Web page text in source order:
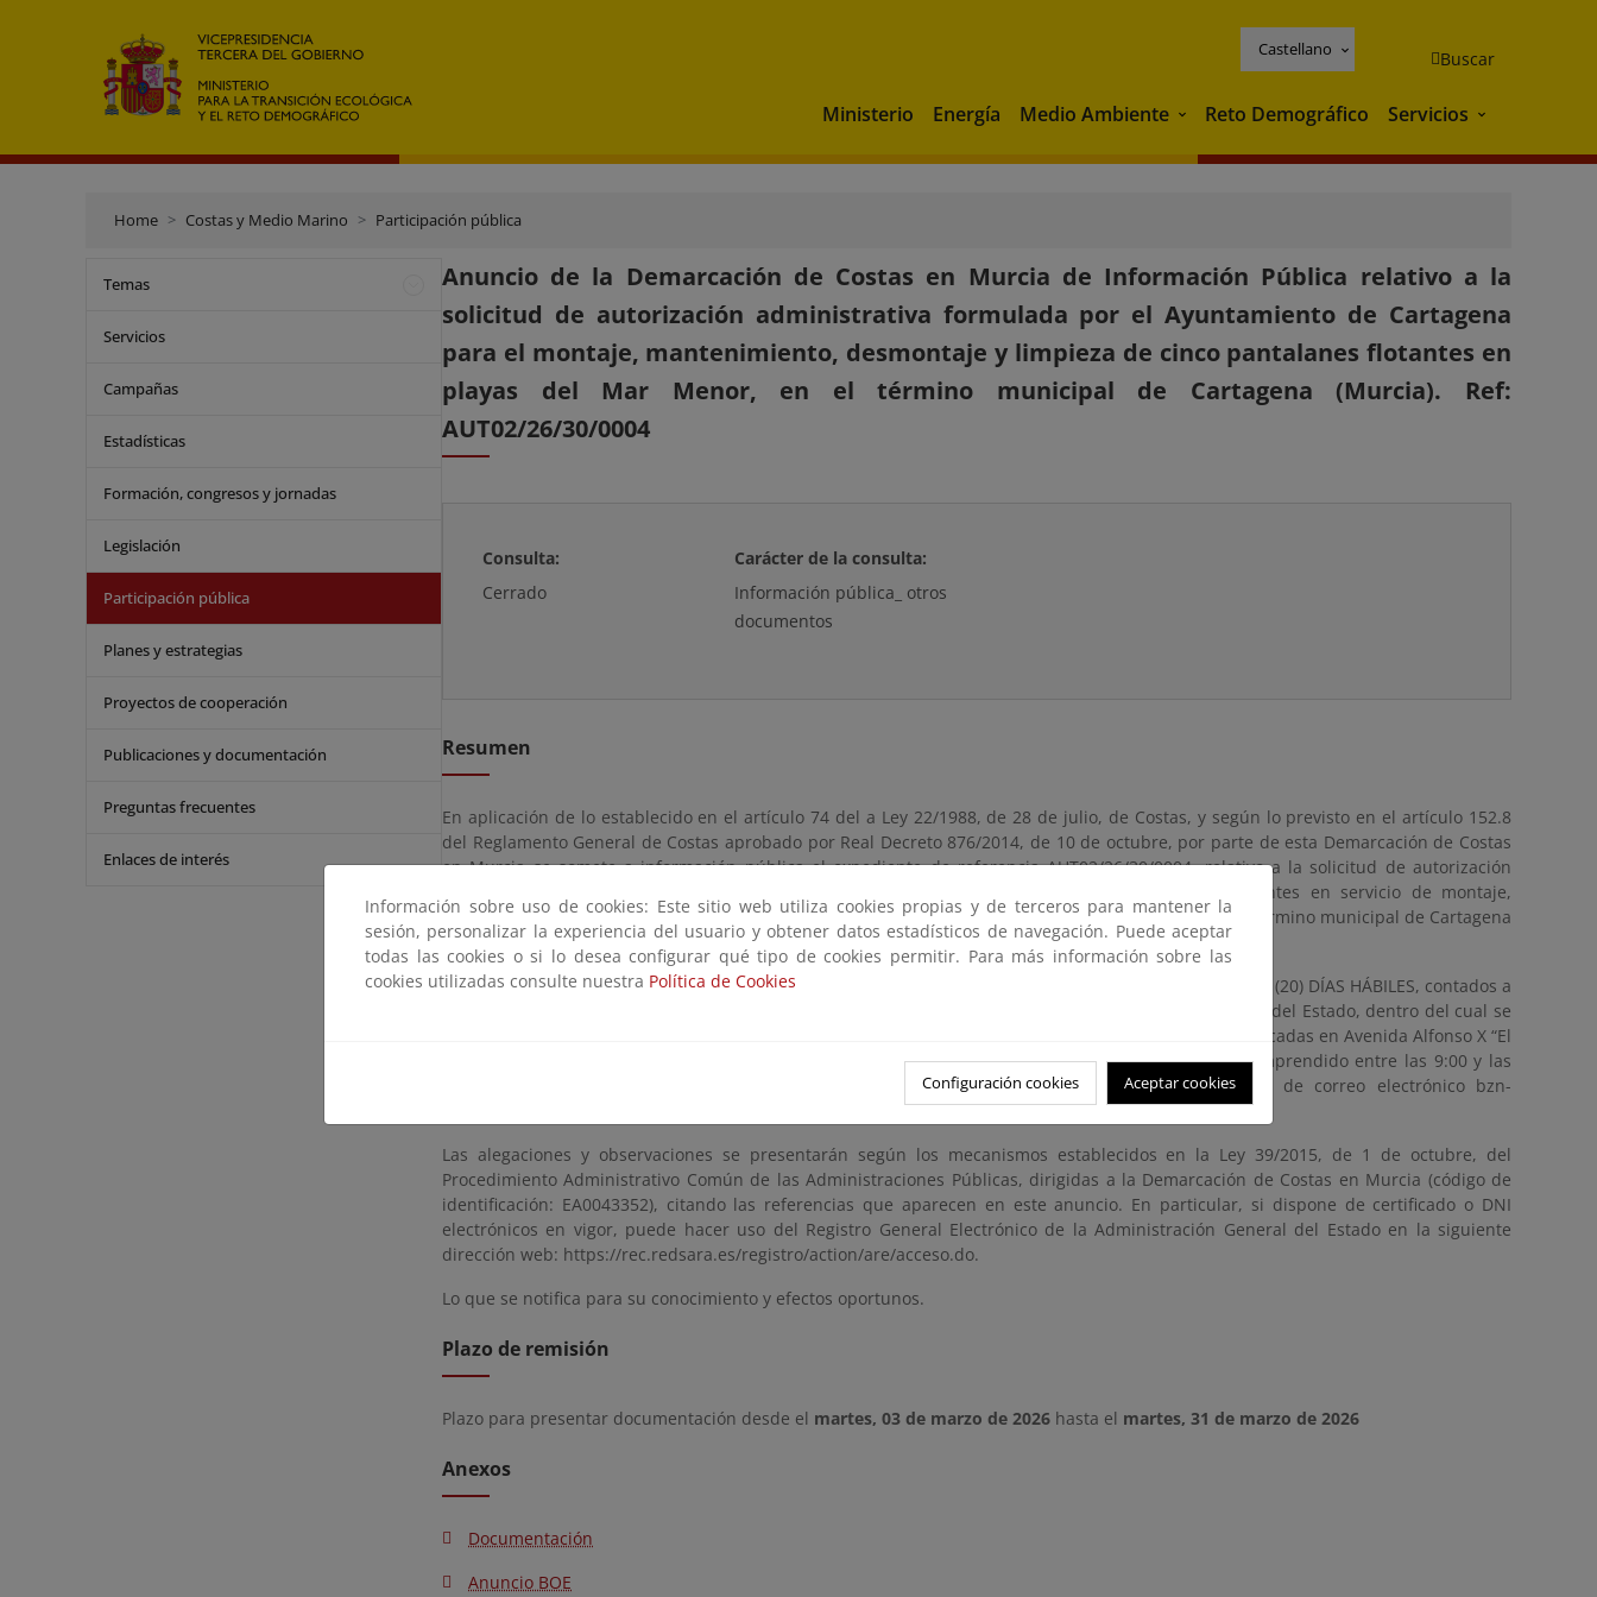
Castellano Buscar
Ministerio Energía Medio Ambiente Medio Ambiente
Reto Demográfico Servicios Servicios
Home Costas y Medio Marino Participación pública
Temas
Servicios
Campañas
Estadísticas
Formación, congresos y jornadas
Legislación
Participación pública
Planes y estrategias
Proyectos de cooperación
Publicaciones y documentación
Preguntas frecuentes
Enlaces de interés
Anuncio de la Demarcación de Costas en Murcia de Información Pública relativo a la
solicitud de autorización administrativa formulada por el Ayuntamiento de Cartagena
para el montaje, mantenimiento, desmontaje y limpieza de cinco pantalanes flotantes en
playas del Mar Menor, en el término municipal de Cartagena (Murcia). Ref:
AUT02/26/30/0004
Consulta:
Cerrado
Carácter de la consulta:
Información pública_ otros
documentos
Resumen
En aplicación de lo establecido en el artículo 74 del a Ley 22/1988, de 28 de julio, de Costas, y según lo previsto en el artículo 152.8
del Reglamento General de Costas aprobado por Real Decreto 876/2014, de 10 de octubre, por parte de esta Demarcación de Costas
en Murcia se somete a información pública el expediente de referencia AUT02/26/30/0004, relativo a la solicitud de autorización
formulada por el Ayuntamiento de Cartagena para la realización de trabajos en DPMT consistentes en servicio de montaje,
mantenimiento, desmontaje y limpieza de cinco pantalanes flotantes en playas del Mar Menor, en el término municipal de Cartagena
(Murcia).
El expediente administrativo de referencia estará a disposición del público durante un plazo de VEINTE (20) DÍAS HÁBILES, contados a
partir del día siguiente a aquel en que tenga lugar la publicación de este anuncio en el Boletín Oficial del Estado, dentro del cual se
puede consultar en esta página, así como en las oficinas de esta Demarcación de Costas en Murcia, ubicadas en Avenida Alfonso X “El
Sabio”, 6 - 1ª planta, Edificio de Servicios Múltiples, 30.071, Murcia, en días hábiles y en horario comprendido entre las 9:00 y las
14:00 horas. Para evitar esperas innecesarias puede solicitar cita previa través de la dirección de correo electrónico bzn-
Las alegaciones y observaciones se presentarán según los mecanismos establecidos en la Ley 39/2015, de 1 de octubre, del
Procedimiento Administrativo Común de las Administraciones Públicas, dirigidas a la Demarcación de Costas en Murcia (código de
identificación: EA0043352), citando las referencias que aparecen en este anuncio. En particular, si dispone de certificado o DNI
electrónicos en vigor, puede hacer uso del Registro General Electrónico de la Administración General del Estado en la siguiente
dirección web: https://rec.redsara.es/registro/action/are/acceso.do.
Lo que se notifica para su conocimiento y efectos oportunos.
Plazo de remisión
Plazo para presentar documentación desde el martes, 03 de marzo de 2026 hasta el martes, 31 de marzo de 2026
Anexos
Documentación
Anuncio BOE
Información sobre uso de cookies: Este sitio web utiliza cookies propias y de terceros para mantener la
sesión, personalizar la experiencia del usuario y obtener datos estadísticos de navegación. Puede aceptar
todas las cookies o si lo desea configurar qué tipo de cookies permitir. Para más información sobre las
cookies utilizadas consulte nuestra Política de Cookies
Configuración cookies Aceptar cookies